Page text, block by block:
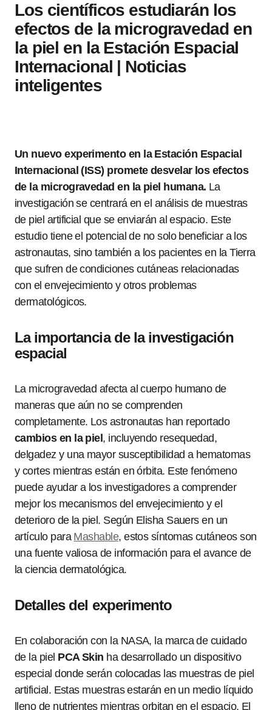
Los científicos estudiarán los
efectos de la microgravedad en
la piel en la Estación Espacial
Internacional | Noticias
inteligentes
Un nuevo experimento en la Estación Espacial
Internacional (ISS) promete desvelar los efectos
de la microgravedad en la piel humana. La
investigación se centrará en el análisis de muestras
de piel artificial que se enviarán al espacio. Este
estudio tiene el potencial de no solo beneficiar a los
astronautas, sino también a los pacientes en la Tierra
que sufren de condiciones cutáneas relacionadas
con el envejecimiento y otros problemas
dermatológicos.
La importancia de la investigación
espacial
La microgravedad afecta al cuerpo humano de
maneras que aún no se comprenden
completamente. Los astronautas han reportado
cambios en la piel , incluyendo resequedad,
delgadez y una mayor susceptibilidad a hematomas
y cortes mientras están en órbita. Este fenómeno
puede ayudar a los investigadores a comprender
mejor los mecanismos del envejecimiento y el
deterioro de la piel. Según Elisha Sauers en un
artículo para Mashable, estos síntomas cutáneos son
una fuente valiosa de información para el avance de
la ciencia dermatológica.
Detalles del experimento
En colaboración con la NASA, la marca de cuidado
de la piel PCA Skin ha desarrollado un dispositivo
especial donde serán colocadas las muestras de piel
artificial. Estas muestras estarán en un medio líquido
lleno de nutrientes mientras orbitan en el espacio. El